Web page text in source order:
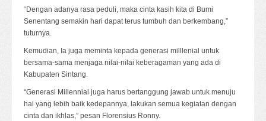
“Dengan adanya rasa peduli, maka cinta kasih kita di Bumi
Senentang semakin hari dapat terus tumbuh dan berkembang,”
tuturnya.
Kemudian, Ia juga meminta kepada generasi milllenial untuk
bersama-sama menjaga nilai-nilai keberagaman yang ada di
Kabupaten Sintang.
“Generasi Millennial juga harus bertanggung jawab untuk menuju
hal yang lebih baik kedepannya, lakukan semua kegiatan dengan
cinta dan ikhlas,” pesan Florensius Ronny.